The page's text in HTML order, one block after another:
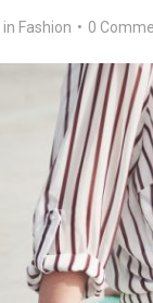
in Fashion • 0